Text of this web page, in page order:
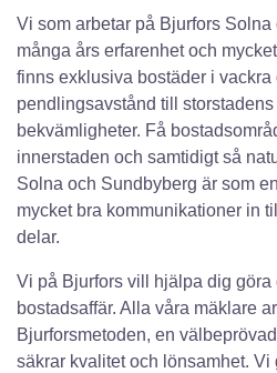
Vi som arbetar på Bjurfors
många års erfarenhet och
finns exklusiva bostäder i
pendlingsavstånd till
bekvämligheter. Få
innerstaden och samtidigt så
Solna och Sundbyberg är som
mycket bra kommunikationer in
delar.
Vi på Bjurfors vill hjälpa dig göra
bostadsaffär. Alla våra mäklare
Bjurforsmetoden, en
säkrar kvalitet och lönsamhet. Vi